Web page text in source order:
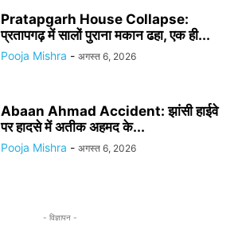
Pratapgarh House Collapse:
प्रतापगढ़ में सालों पुराना मकान ढहा, एक ही...
Pooja Mishra - अगस्त 6, 2026
Abaan Ahmad Accident: झांसी हाईवे
पर हादसे में अतीक अहमद के...
Pooja Mishra - अगस्त 6, 2026
- विज्ञापन -